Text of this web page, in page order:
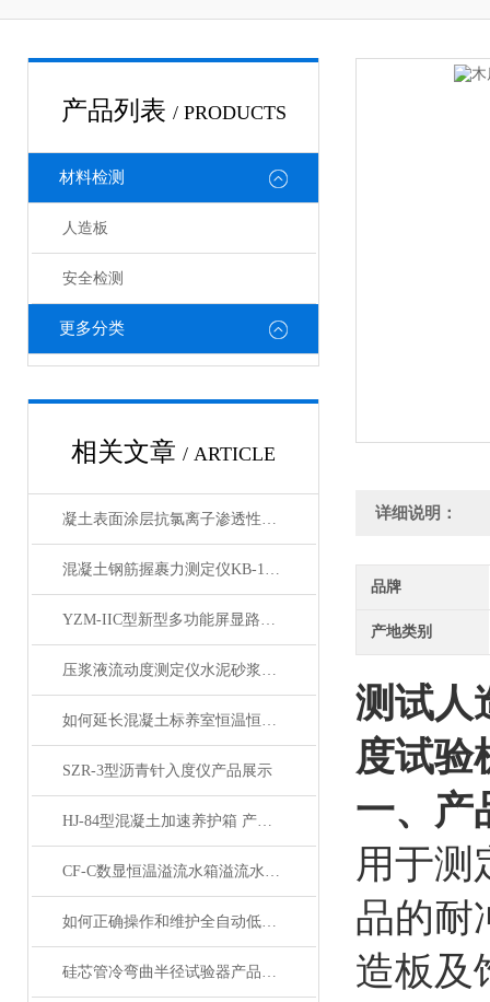
产品列表 / PRODUCTS
材料检测
人造板
安全检测
更多分类
相关文章 / ARTICLE
凝土表面涂层抗氯离子渗透性试验装置产品展示
混凝土钢筋握裹力测定仪KB-150型产品展示
YZM-IIC型新型多功能屏显路强度测定仪产品展示
压浆液流动度测定仪水泥砂浆稠度测定仪产品展示
如何延长混凝土标养室恒温恒湿设备的使用寿命？
SZR-3型沥青针入度仪产品展示
HJ-84型混凝土加速养护箱 产品展示
CF-C数显恒温溢流水箱溢流水槽展示
如何正确操作和维护全自动低温冻融试验箱？
硅芯管冷弯曲半径试验器产品展示
详细说明：
品牌
产地类别
测试人
度试验
一、 产
用于测
品的耐
造板及